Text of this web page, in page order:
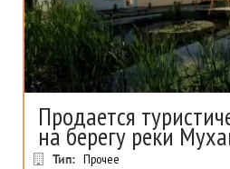
Продается
на берегу реки
Тип: Прочее